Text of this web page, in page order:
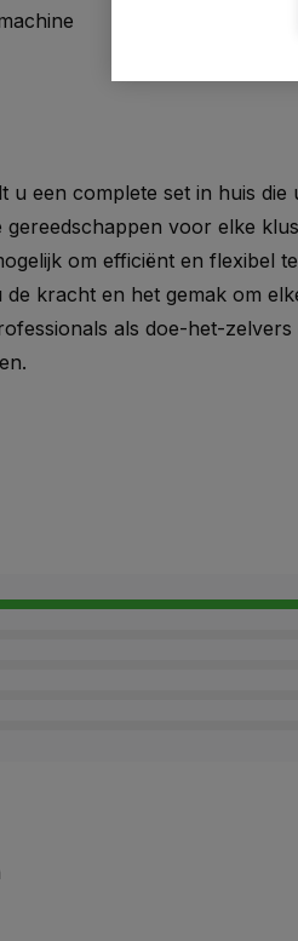
u een complete set in huis die
voor elke
om efficiënt en flexibel
kracht en het gemak om
als doe-het-zelvers